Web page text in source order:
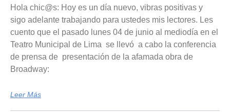
Hola chic@s: Hoy es un día nuevo, vibras positivas y
sigo adelante trabajando para ustedes mis lectores. Les
cuento que el pasado lunes 04 de junio al mediodía en el
Teatro Municipal de Lima se llevó a cabo la conferencia
de prensa de presentación de la afamada obra de
Broadway:
Leer Más